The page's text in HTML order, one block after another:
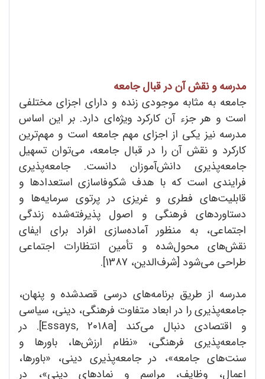
مدرسه و نقش آن در قبال جامعه
جامعه به مثابه موجودی زنده و دارای اجزای مختلفی
است و هر جزء آن کارکرد ویژه‌ای دارد. بر این اساس
مدرسه نیز یکی از اجزای مهم جامعه است و مهم‌ترین
کارکرد و نقش آن را در قبال جامعه، می‌توان تسهیل
جامعه‌پذیری دانش‌آموزان دانست. جامعه‌پذیری
فرایندی است که با هدف شکوفاسازی استعدادها و
قابلیت‌های فطری و غریزی در پرتوی سرمایه‌ها و
دستاوردهای فرهنگی و اصول پذیرفته‌شده زندگی
اجتماعی، به منظور آماده‌سازی افراد برای ایفای
نقش‌های محول‌شده و تأمین انتظارات اجتماعی
طراحی می‌شود [شرف‌الدین، 1387].
مدرسه از طریق برنامه‌های درسی قصدشده و پنهان،
جامعه‌پذیری را در ابعاد متفاوت فرهنگی، دینی، سیاسی
و اقتصادی دنبال می‌کند [Essays, 2018a]. در
جامعه‌پذیری فرهنگی، «نظام ارزش‌ها، باورها و
سنت‌های جامعه»، در جامعه‌پذیری دینی، «باورها،
اعمال، وظایف، مراسم و نمادهای دینی»، در